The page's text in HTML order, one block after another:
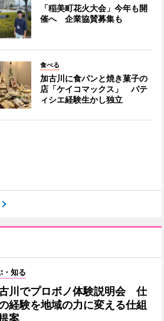
「稲美町花火大会」今年も開
催へ 企業協賛募集も
食べる
加古川に食パンと焼き菓子の
店「ケイコマックス」 パテ
ィシエ経験生かし独立
・知る
川でプロボノ体験説明会 仕
経験を地域の力に変える仕組
案